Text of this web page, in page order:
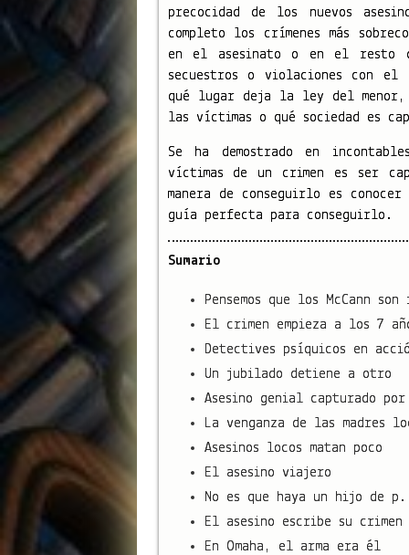
precocidad de los nuevos
completo los crímenes más
en el asesinato o en el resto
secuestros o violaciones con el
qué lugar deja la ley del menor,
las víctimas o qué sociedad es
Se ha demostrado en
víctimas de un crimen es ser
manera de conseguirlo es
guía perfecta para conseguirlo.
Sumario
Pensemos que los McCann
El crimen empieza a los 7
Detectives psíquicos en
Un jubilado detiene a otro
Asesino genial capturado
La venganza de las madres
Asesinos locos matan poco
El asesino viajero
No es que haya un hijo de p.
El asesino escribe su crimen
En Omaha, el arma era él